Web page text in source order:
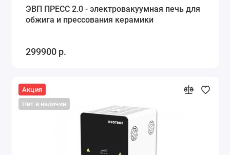
ЭВП ПРЕСС 2.0 - электровакуумная печь для
обжига и прессования керамики
299900 р.
Акция
Нет в наличии